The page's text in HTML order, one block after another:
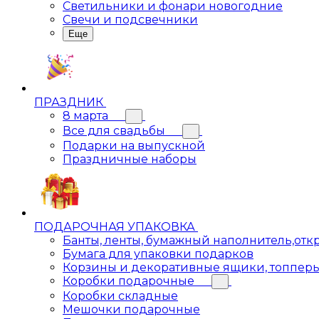
Светильники и фонари новогодние
Свечи и подсвечники
Еще
ПРАЗДНИК
8 марта
Все для свадьбы
Подарки на выпускной
Праздничные наборы
ПОДАРОЧНАЯ УПАКОВКА
Банты, ленты, бумажный
Бумага для упаковки подарков
Корзины и декоративные ящики,
Коробки подарочные
Коробки складные
Мешочки подарочные